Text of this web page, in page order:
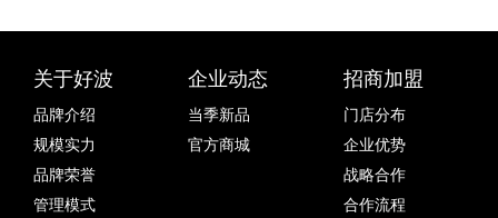
关于好波
品牌介绍
规模实力
品牌荣誉
管理模式
企业动态
当季新品
官方商城
招商加盟
门店分布
企业优势
战略合作
合作流程